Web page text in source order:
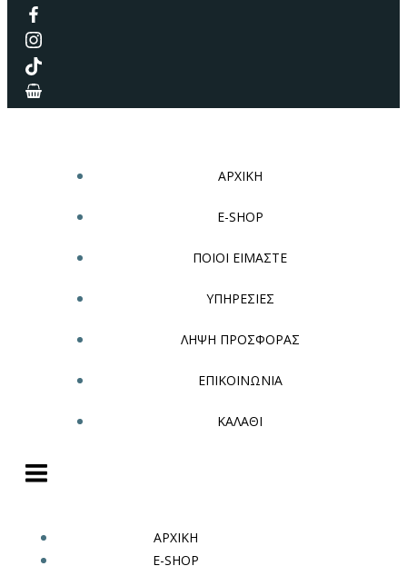
ΑΡΧΙΚΗ
E-SHOP
ΠΟΙΟΙ ΕΙΜΑΣΤΕ
ΥΠΗΡΕΣΙΕΣ
ΛΗΨΗ ΠΡΟΣΦΟΡΑΣ
ΕΠΙΚΟΙΝΩΝΙΑ
ΚΑΛΑΘΙ
ΑΡΧΙΚΗ
E-SHOP